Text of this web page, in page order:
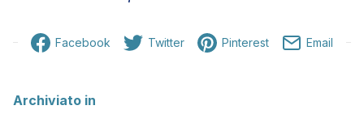
Facebook Twitter Pinterest Email
Archiviato in